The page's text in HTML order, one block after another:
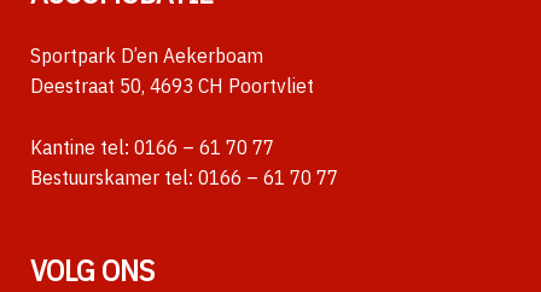
Sportpark D’en Aekerboam
Deestraat 50, 4693 CH Poortvliet
Kantine tel: 0166 – 61 70 77
Bestuurskamer tel: 0166 – 61 70 77
VOLG ONS